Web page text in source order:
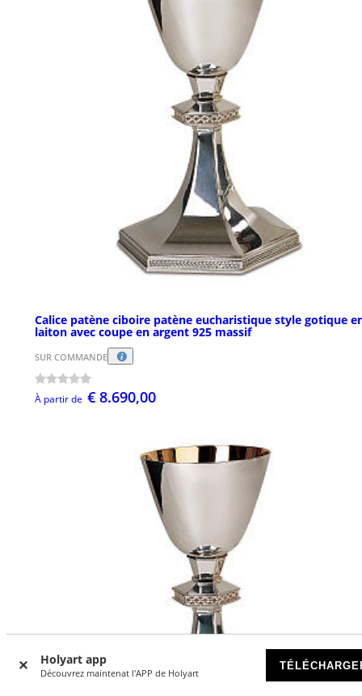
Holyart app
Découvrez maintenat l'APP de Holyart
Calice patène ciboire patène eucharistique style gotique
laiton avec coupe en argent 925 massif
SUR COMMANDE
À partir de € 8.690,00